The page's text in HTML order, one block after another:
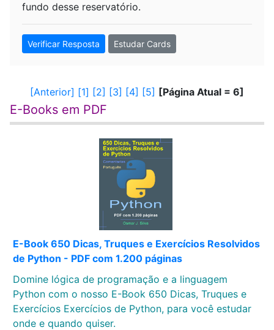
fundo desse reservatório.
Verificar Resposta Estudar Cards
[Anterior] [1] [2] [3] [4] [5] [Página Atual = 6]
E-Books em PDF
E-Book 650 Dicas, Truques e Exercícios Resolvidos
de Python - PDF com 1.200 páginas
Domine lógica de programação e a linguagem
Python com o nosso E-Book 650 Dicas, Truques e
Exercícios Exercícios de Python, para você estudar
onde e quando quiser.